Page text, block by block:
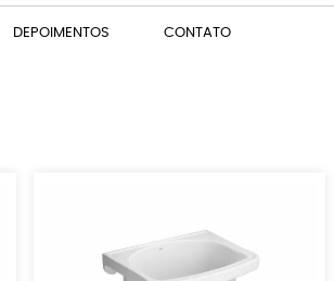
DEPOIMENTOS CONTATO